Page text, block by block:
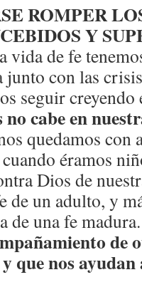
ROMPER
Y
vida de fe
junto con las
seguir creyendo
no cabe en
quedamos con
éramos
Dios de
de un adulto, y
de una fe madura.
de
que nos